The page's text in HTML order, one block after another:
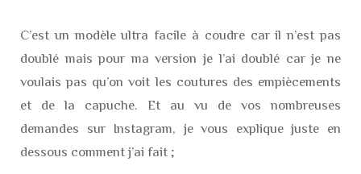
C’est un modèle ultra facile à coudre car il n’est pas
doublé mais pour ma version je l’ai doublé car je ne
voulais pas qu’on voit les coutures des empiècements
et de la capuche. Et au vu de vos nombreuses
demandes sur Instagram, je vous explique juste en
dessous comment j’ai fait ;